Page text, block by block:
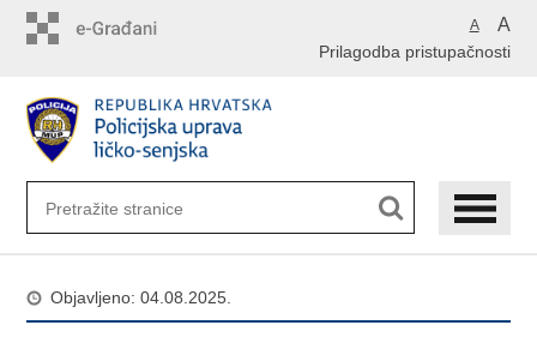
A A
Prilagodba pristupačnosti
Objavljeno: 04.08.2025.